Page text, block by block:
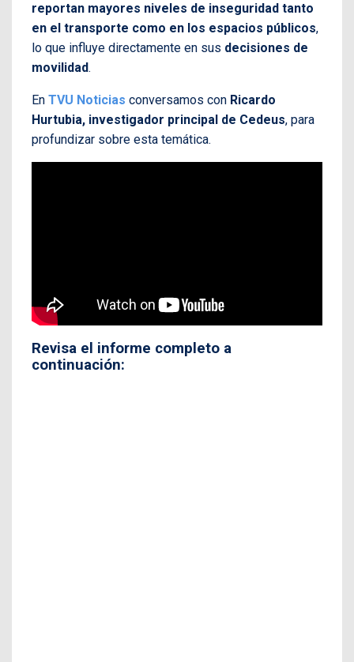
reportan mayores niveles de inseguridad tanto
en el transporte como en los espacios públicos,
lo que influye directamente en sus decisiones de
movilidad.
En TVU Noticias conversamos con Ricardo
Hurtubia, investigador principal de Cedeus, para
profundizar sobre esta temática.
Revisa el informe completo a
continuación: